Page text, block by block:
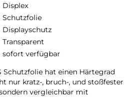
Displex
Schutzfolie
Displayschutz
Transparent
sofort verfügbar
Schutzfolie hat einen Härtegrad
nur kratz-, bruch-, und stoßfester
vergleichbar mit